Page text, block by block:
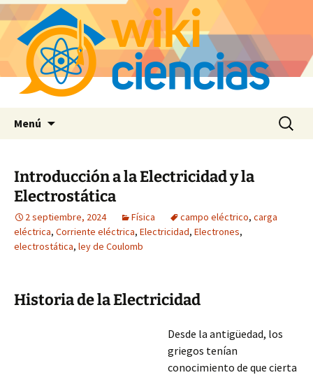
Menú Buscar:
Introducción a la Electricidad y la
Electrostática
2 septiembre, 2024 Física campo eléctrico, carga
eléctrica, Corriente eléctrica, Electricidad, Electrones,
electrostática, ley de Coulomb
Historia de la Electricidad
Desde la antigüedad, los
griegos tenían
conocimiento de que cierta